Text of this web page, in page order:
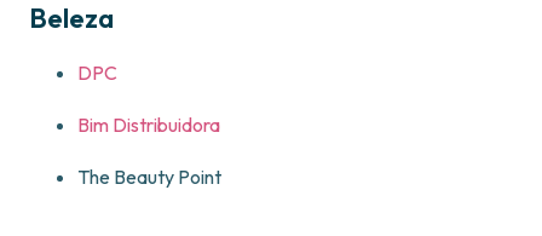
Beleza
DPC
Bim Distribuidora
The Beauty Point